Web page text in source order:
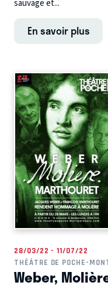
sauvage et...
En savoir plus
28/03/22 - 11/07/22
THÉÂTRE DE POCHE-
Weber,